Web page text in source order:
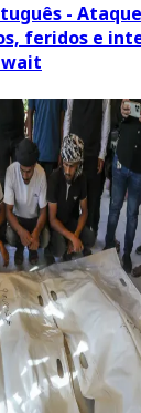
-
feridos e